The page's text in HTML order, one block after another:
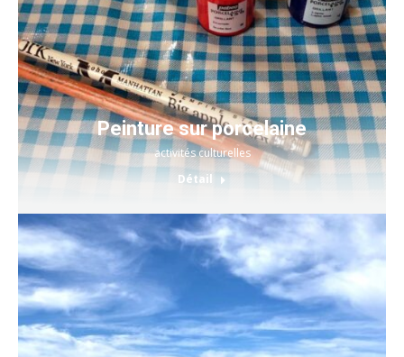
Peinture sur porcelaine
activités culturelles
Détail